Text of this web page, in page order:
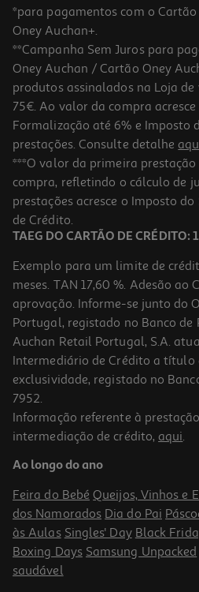
*para pagamentos com o
Oney Auchan+.
**Campanha Sem Juros para
Oney Auchan / Cartão Oney
produtos assinalados na Loja
75€. Ao valor da compra acresce
Formalização até 6% e Imposto
prestações. Consulte detalhe
***O valor da primeira prestação
compra, refletindo o cálculo de
prestações acresce o Imposto
de Crédito.
TAEG DO CARTÃO DE CRÉDITO:
Exemplo para um limite de
meses. TAN 17,60 %. Adesão ao
aprovação. Informe-se junto do
Portugal, registado no Banco de
Auchan Retail Portugal, S.A.
Intermediário de Crédito a título
exclusividade, registado no
7952.
Informação referente à
intermediação de crédito, aqui.
Ao longo do ano
Feira do Bebé Queijos, Vinhos e
dos Namorados Dia do Pai
às Aulas Singles' Day Black
Boxing Days Samsung Unpacked
saudável